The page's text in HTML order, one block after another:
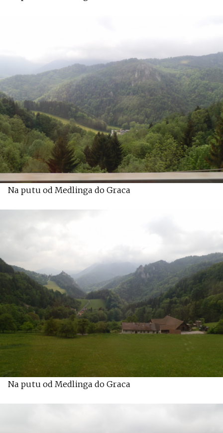
Na putu od Medlinga do Graca
Na putu od Medlinga do Graca